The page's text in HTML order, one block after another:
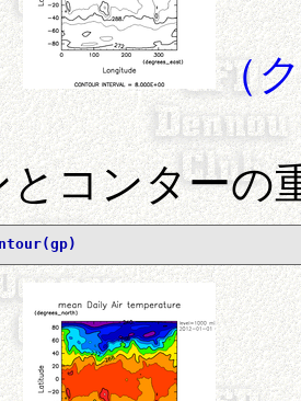
（
とコンターの